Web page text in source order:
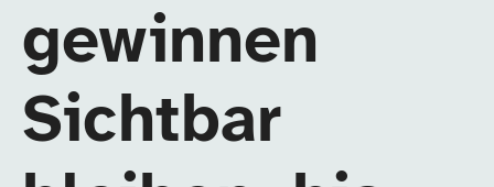
gewinnen
Sichtbar